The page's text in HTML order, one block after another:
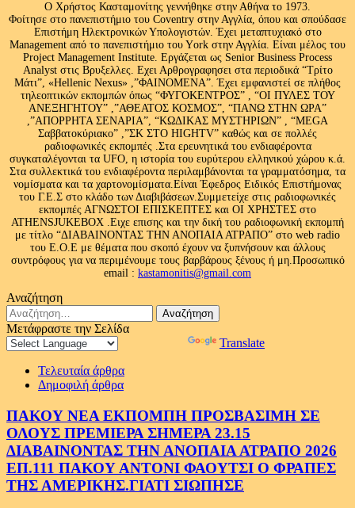
Ο Χρήστος Κασταμονίτης γεννήθηκε στην Αθήνα το 1973.
Φοίτησε στο πανεπιστήμιο του Coventry στην Αγγλία, όπου και σπούδασε
Επιστήμη Ηλεκτρονικών Υπολογιστών. Έχει μεταπτυχιακό στο
Management από το πανεπιστήμιο του Υork στην Αγγλία. Είναι μέλος του
Project Management Institute. Εργάζεται ως Senior Business Process
Analyst στις Βρυξελλες. Εχει Αρθρογραφησει στα περιοδικά “Τρίτο
Μάτι”, «Hellenic Nexus» ,”ΦΑΙΝΟΜΕΝΑ”. Έχει εμφανιστεί σε πλήθος
τηλεοπτικών εκπομπών όπως “ΦΥΓΟΚΕΝΤΡΟΣ” , “ΟΙ ΠΥΛΕΣ ΤΟΥ
ΑΝΕΞΗΓΗΤΟΥ” ,”ΑΘΕΑΤΟΣ ΚΟΣΜΟΣ”, “ΠΑΝΩ ΣΤΗΝ ΩΡΑ”
,”ΑΠΟΡΡΗΤΑ ΣΕΝΑΡΙΑ”, “ΚΩΔΙΚΑΣ ΜΥΣΤΗΡΙΩΝ” , “MEGA
Σαββατοκύριακο” ,”ΣΚ ΣΤΟ HIGHTV” καθώς και σε πολλές
ραδιοφωνικές εκπομπές .Στα ερευνητικά του ενδιαφέροντα
συγκαταλέγονται τα UFO, η ιστορία του ευρύτερου ελληνικού χώρου κ.ά.
Στα συλλεκτικά του ενδιαφέροντα περιλαμβάνονται τα γραμματόσημα, τα
νομίσματα και τα χαρτονομίσματα.Είναι Έφεδρος Ειδικός Επιστήμονας
του Γ.Ε.Σ στο κλάδο των Διαβιβάσεων.Συμμετείχε στις ραδιοφωνικές
εκπομπές ΑΓΝΩΣΤΟΙ ΕΠΙΣΚΕΠΤΕΣ και ΟΙ ΧΡΗΣΤΕΣ στο
ATHENSJUKEBOX .Ειχε επισης και την δική του ραδιοφωνική εκπομπή
με τίτλο “ΔΙΑΒΑΙΝΟΝΤΑΣ ΤΗΝ ΑΝΟΠΑΙΑ ΑΤΡΑΠΟ” στο web radio
του Ε.Ο.Ε με θέματα που σκοπό έχουν να ξυπνήσουν και άλλους
συντρόφους για να περιμένουμε τους βαρβάρους ξένους ή μη.Προσωπικό
email : kastamonitis@gmail.com
Αναζήτηση
Αναζήτηση
για:
Μετάφραστε την Σελίδα
Translate
Τελευταία άρθρα
Δημοφιλή άρθρα
ΠΑΚΟΥ ΝΕΑ ΕΚΠΟΜΠΗ ΠΡΟΣΒΑΣΙΜΗ ΣΕ
ΟΛΟΥΣ ΠΡΕΜΙΕΡΑ ΣΗΜΕΡΑ 23.15
ΔΙΑΒΑΙΝΟΝΤΑΣ ΤΗΝ ΑΝΟΠΑΙΑ ΑΤΡΑΠΟ 2026
ΕΠ.111 ΠΑΚΟΥ ΑΝΤΟΝΙ ΦΑΟΥΤΣΙ Ο ΦΡΑΠΕΣ
ΤΗΣ ΑΜΕΡΙΚΗΣ.ΓΙΑΤΙ ΣΙΩΠΗΣΕ